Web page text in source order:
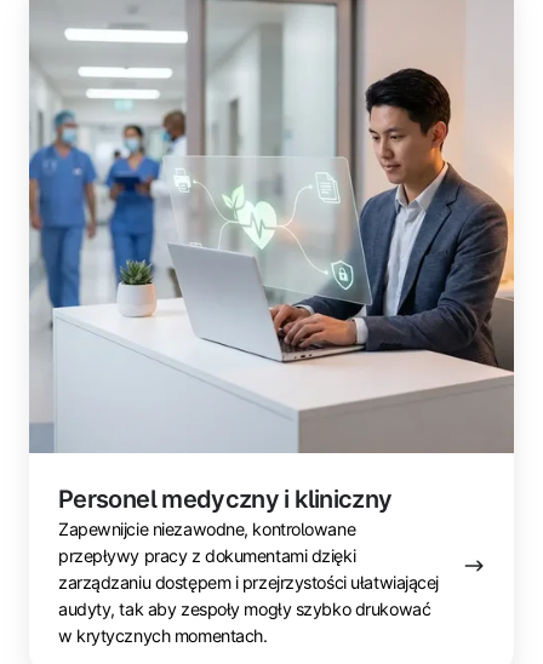
Personel medyczny i kliniczny
Zapewnijcie niezawodne, kontrolowane
przepływy pracy z dokumentami dzięki
zarządzaniu dostępem i przejrzystości ułatwiającej
audyty, tak aby zespoły mogły szybko drukować
w krytycznych momentach.
i
kliniczny